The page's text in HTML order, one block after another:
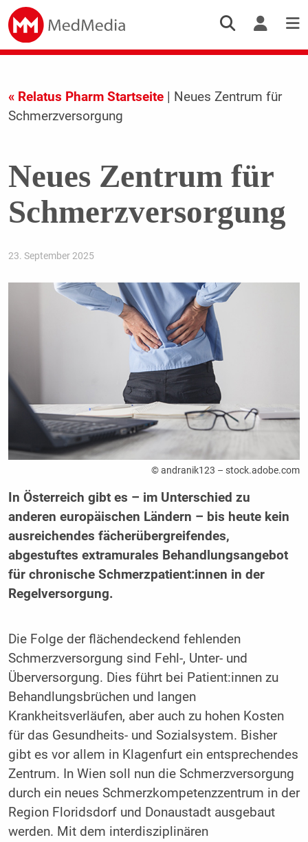
« Relatus Pharm Startseite| Neues Zentrum für
Schmerzversorgung
Neues Zentrum für
Schmerzversorgung
23. September 2025
© andranik123 – stock.adobe.com
In Österreich gibt es – im Unterschied zu
anderen europäischen Ländern – bis heute kein
ausreichendes fächerübergreifendes,
abgestuftes extramurales Behandlungsangebot
für chronische Schmerzpatient:innen in der
Regelversorgung.
Die Folge der flächendeckend fehlenden
Schmerzversorgung sind Fehl-, Unter- und
Überversorgung. Dies führt bei Patient:innen zu
Behandlungsbrüchen und langen
Krankheitsverläufen, aber auch zu hohen Kosten
für das Gesundheits- und Sozialsystem. Bisher
gibt es vor allem in Klagenfurt ein entsprechendes
Zentrum. In Wien soll nun die Schmerzversorgung
durch ein neues Schmerzkompetenzzentrum in der
Region Floridsdorf und Donaustadt ausgebaut
werden. Mit dem interdisziplinären